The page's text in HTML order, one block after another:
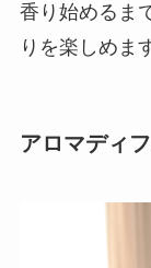
香り始めるま
りを楽しめま
アロマディ